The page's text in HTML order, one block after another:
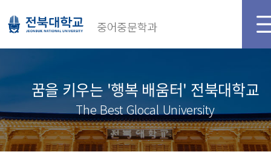
중어중문학과
꿈을 키우는 '행복 배움터' 전북대학교
The Best Glocal University